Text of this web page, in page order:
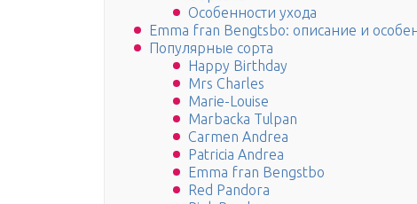
Особенности ухода
Emma fran Bengtsbo: описание и
Популярные сорта
Happy Birthday
Mrs Charles
Marie-Louisе
Marbacka Tulpan
Carmen Andrea
Patricia Andrea
Emma fran Bengstbo
Red Pandora